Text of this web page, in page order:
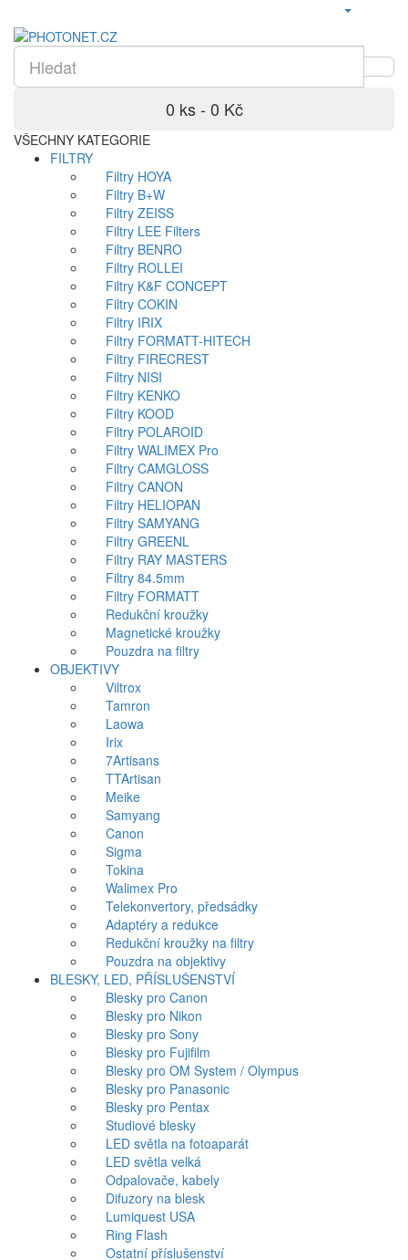
0 ks - 0 Kč
VŠECHNY KATEGORIE
FILTRY
Filtry HOYA
Filtry B+W
Filtry ZEISS
Filtry LEE Filters
Filtry BENRO
Filtry ROLLEI
Filtry K&F CONCEPT
Filtry COKIN
Filtry IRIX
Filtry FORMATT-HITECH
Filtry FIRECREST
Filtry NISI
Filtry KENKO
Filtry KOOD
Filtry POLAROID
Filtry WALIMEX Pro
Filtry CAMGLOSS
Filtry CANON
Filtry HELIOPAN
Filtry SAMYANG
Filtry GREENL
Filtry RAY MASTERS
Filtry 84.5mm
Filtry FORMATT
Redukční kroužky
Magnetické kroužky
Pouzdra na filtry
OBJEKTIVY
Viltrox
Tamron
Laowa
Irix
7Artisans
TTArtisan
Meike
Samyang
Canon
Sigma
Tokina
Walimex Pro
Telekonvertory, předsádky
Adaptéry a redukce
Redukční kroužky na filtry
Pouzdra na objektivy
BLESKY, LED, PŘÍSLUŠENSTVÍ
Blesky pro Canon
Blesky pro Nikon
Blesky pro Sony
Blesky pro Fujifilm
Blesky pro OM System / Olympus
Blesky pro Panasonic
Blesky pro Pentax
Studiové blesky
LED světla na fotoaparát
LED světla velká
Odpalovače, kabely
Difuzory na blesk
Lumiquest USA
Ring Flash
Ostatní příslušenství